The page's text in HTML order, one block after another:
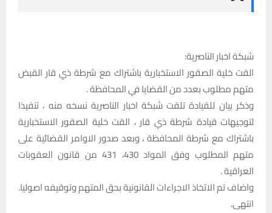
شبكة اخبار الناصرية:
القت خلية الصقور الاستخبارية باشتراك مع شرطة ذي قار القبض
متهم مطلوب بعدد من القضايا في المحافظة .
وذكر بيان للقيادة تلقت شبكة اخبار الناصرية نسخه منه ، تنفيذا
لتوجيهات قيادة شرطة ذي قار ، القت خلية الصقور الاستخبارية
باشتراك مع شرطة المحافظة ، وبعد صدور الاوامر القضائية على
متهم المطلوب وفق المواد 430، 431 من قانون العقوبات
العراقية .
واضاف تم الاتخاذ الاجراءات القانونية بحق المتهم وتوقيفه اصوليا.
انتهى.